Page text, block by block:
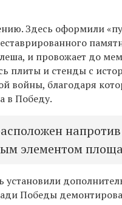
Здесь оформили
и провожает до
плиты и стенды с
войны, благодаря
в Победу.
напротив
элементом
установили
Победы